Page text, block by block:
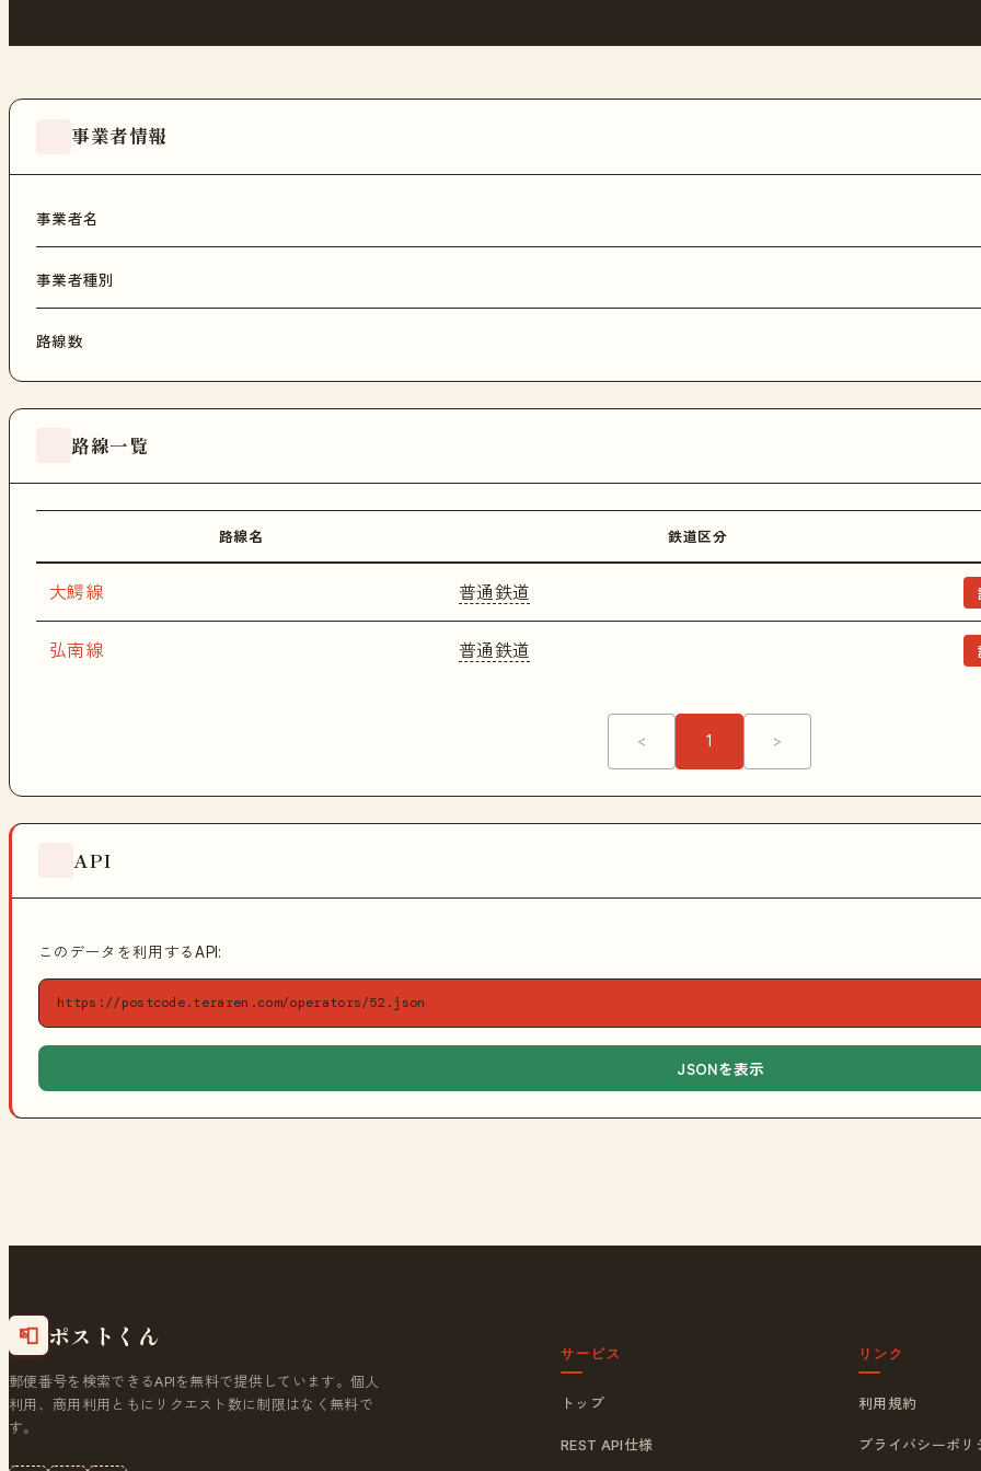
事業者情報
事業者名
事業者種別
路線数
路線一覧
路線名 鉄道区分
大鰐線 普通鉄道
弘南線 普通鉄道
< 1 >
API
このデータを利用するAPI:
https://postcode.teraren.com/operators/52.json
JSONを表示
📮 ポストくん
郵便番号を検索できるAPIを無料で提供しています。個人
利用、商用利用ともにリクエスト数に制限はなく無料で
す。
サービス
トップ
REST API仕様
リンク
利用規約
プライバシーポリ